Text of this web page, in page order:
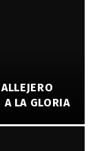
LA GLORIA